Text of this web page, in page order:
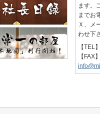
ます。
までお
Ｘ、メ
わせ下
【TEL
【FAX